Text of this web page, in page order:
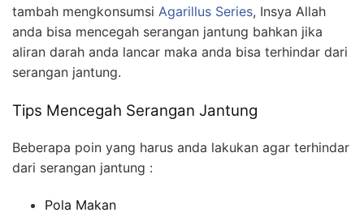
tambah mengkonsumsi Agarillus Series, Insya Allah
anda bisa mencegah serangan jantung bahkan jika
aliran darah anda lancar maka anda bisa terhindar dari
serangan jantung.
Tips Mencegah Serangan Jantung
Beberapa poin yang harus anda lakukan agar terhindar
dari serangan jantung :
Pola Makan